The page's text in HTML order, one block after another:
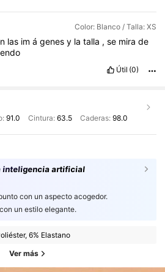
Color: Blanco / Talla: XS
las imágenesy latalla ,se mirade
Útil (0)
91.0 Cintura: 63.5 Caderas: 98.0
inteligencia artificial
con un aspecto acogedor.
un estilo elegante.
6% Elastano
Ver más